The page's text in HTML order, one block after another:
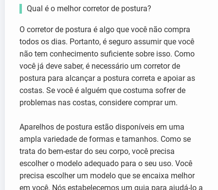
Qual é o melhor corretor de postura?
O corretor de postura é algo que você não compra
todos os dias. Portanto, é seguro assumir que você
não tem conhecimento suficiente sobre isso. Como
você já deve saber, é necessário um corretor de
postura para alcançar a postura correta e apoiar as
costas. Se você é alguém que costuma sofrer de
problemas nas costas, considere comprar um.
Aparelhos de postura estão disponíveis em uma
ampla variedade de formas e tamanhos. Como se
trata do bem-estar do seu corpo, você precisa
escolher o modelo adequado para o seu uso. Você
precisa escolher um modelo que se encaixa melhor
em você. Nós estabelecemos um guia para ajudá-lo a